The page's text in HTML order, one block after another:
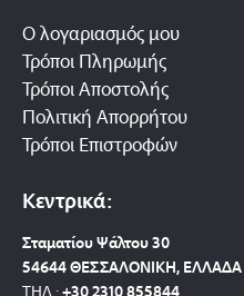
Ο λογαριασμός μου
Τρόποι Πληρωμής
Τρόποι Αποστολής
Πολιτική Απορρήτου
Τρόποι Επιστροφών
Κεντρικά:
Σταματίου Ψάλτου 30
54644 ΘΕΣΣΑΛΟΝΙΚΗ, ΕΛΛΑΔΑ
ΤΗΛ.:+30 2310 855844